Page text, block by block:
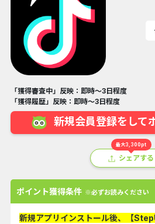
「獲得審査中」反映：即時～3日程度
「獲得履歴」反映：即時～3日程度
新規会員登録をして
最大3,300pt
シェアする
ポイント獲得条件 ※必ずお読みください
新規アプリインストール後、【